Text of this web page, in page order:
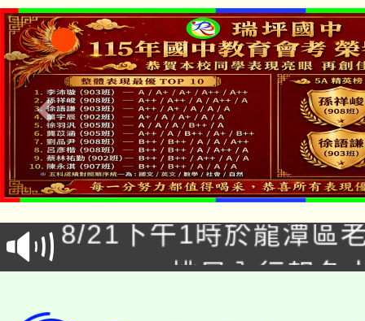
「本色祭」8/29、30在
場熱烈登場!
8/21下午1時於龍潭區
徵才活動。
YOUNG桃局內行報名